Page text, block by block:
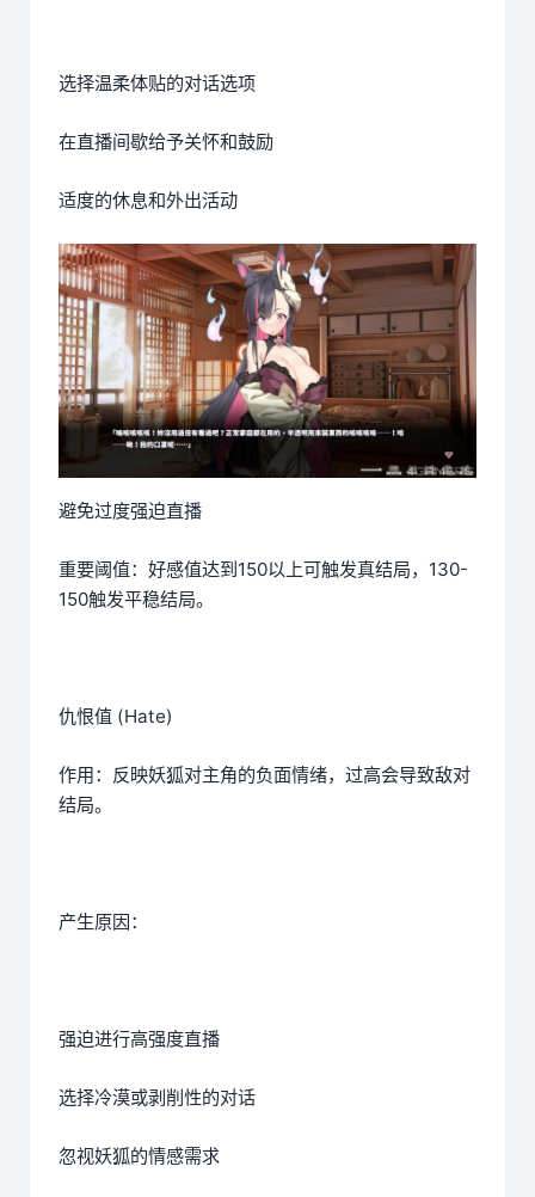
选择温柔体贴的对话选项
在直播间歇给予关怀和鼓励
适度的休息和外出活动
避免过度强迫直播
重要阈值：好感值达到150以上可触发真结局，130-
150触发平稳结局。
仇恨值 (Hate)
作用：反映妖狐对主角的负面情绪，过高会导致敌对
结局。
产生原因：
强迫进行高强度直播
选择冷漠或剥削性的对话
忽视妖狐的情感需求